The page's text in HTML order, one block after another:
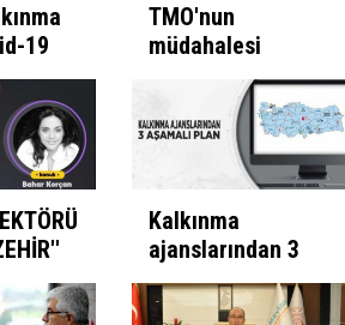
19
İlan
TMO'nun
müdahalesi
kazandırıyor
Kalkınma
ajanslarından 3
aşamalı plan